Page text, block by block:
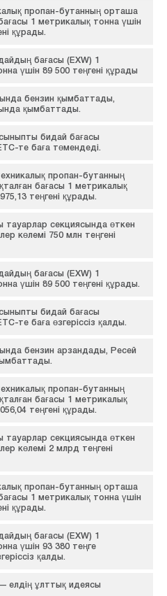
пропан-бутанның орташа
1 метрикалық тонна үшін
құрады.
бағасы (EXW) 1
үшін 89 500 теңгені құрады
бензин қымбаттады,
қымбаттады.
бидай бағасы
те баға төмендеді.
пропан-бутанның
бағасы 1 метрикалық
теңгені құрады.
тауарлар секциясында өткен
көлемі 750 млн теңгені
бағасы (EXW) 1
үшін 89 500 теңгені құрады.
бидай бағасы
те баға өзгеріссіз қалды.
бензин арзандады, Ресей
пропан-бутанның
бағасы 1 метрикалық
теңгені құрады.
тауарлар секциясында өткен
көлемі 2 млрд теңгені
пропан-бутанның орташа
1 метрикалық тонна үшін
құрады.
бағасы (EXW) 1
үшін 93 380 теңге
қалды.
елдің ұлттық идеясы